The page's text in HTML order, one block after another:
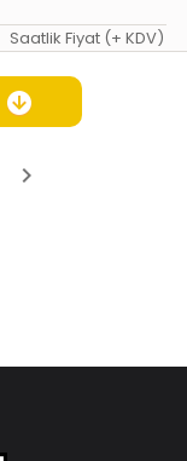
Saatlik Fiyat (+ KDV)